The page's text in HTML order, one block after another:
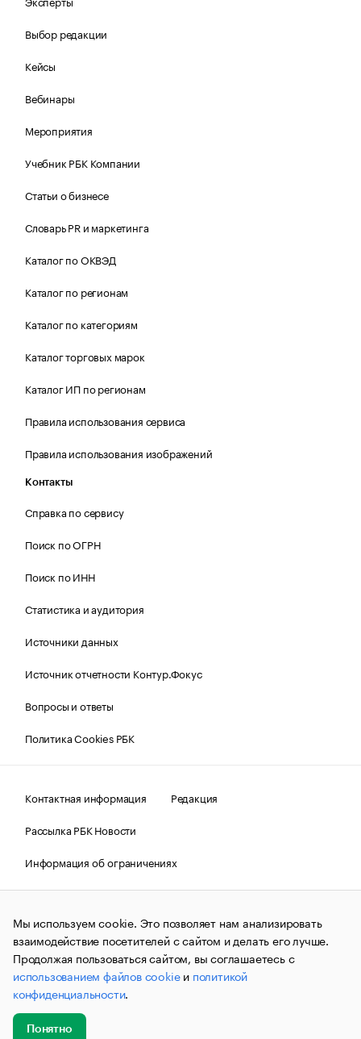
Выбор редакции
Кейсы
Вебинары
Мероприятия
Учебник РБК Компании
Статьи о бизнесе
Словарь PR и маркетинга
Каталог по ОКВЭД
Каталог по регионам
Каталог по категориям
Каталог торговых марок
Каталог ИП по регионам
Правила использования сервиса
Правила использования изображений
Контакты
Справка по сервису
Поиск по ОГРН
Поиск по ИНН
Статистика и аудитория
Источники данных
Источник отчетности Контур.Фокус
Вопросы и ответы
Политика Cookies РБК
Контактная информация
Редакция
Рассылка РБК Новости
Информация об ограничениях
Правовая информация
О соблюдении авторских прав
© АО «РОСБИЗНЕСКОНСАЛТИНГ»,1995–2026.Сообщения
и материалы информационного агентства «РБК»
(зарегистрировано Федеральной службой по надзору в сфере
связи, информационных технологий и массовых
коммуникаций (Роскомнадзор) 09.12.2015 за номером ИА
№ФС77-63848) сопровождаются пометкой «РБК». Отдельные
публикации могут содержать информацию,
не предназначенную для пользователей
до 18 лет.
Мы используем cookie. Это позволяет нам анализировать
взаимодействие посетителей с сайтом и делать его лучше.
Продолжая пользоваться сайтом, вы соглашаетесь с
использованием файлов cookieи политикой
конфиденциальности.
Понятно